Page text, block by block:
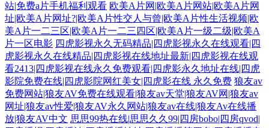
站|免费a片手机福利观看 欧美A片网|欧美A片网站|欧美A片网
址|欧美A片网址?|欧美A片性交人与曾|欧美A片性生活视频|欧
美A片一二三区|欧美A片一二三四区|欧美A片一级二级|欧美A
片一区电影 四虎影视永久无码精品|四虎影视永久在线观看|四
虎影视永久在线精品|四虎影视在线地址最新|四虎影视在线观
看2413|四虎影视在线永久免费观看|四虎影永久地址在线|四虎
影院免费在线|四虎影院网红美女|四虎影在线 永久免费 狼友av
免费网站|狼友AV免费在线观看|狼友av天堂|狼友AV网|狼友av
网址|狼友av性爱|狼友AV永久网站|狼友av在线|狼友Av在线播
放|狼友AV中文 思思99热在线|思思久久99|四房bobo|四房qvod|